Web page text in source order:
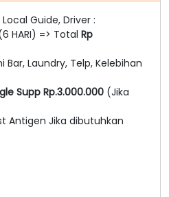
Guide, Driver :
HARI) => Total Rp
Bar, Laundry, Telp, Kelebihan
Supp Rp.3.000.000 (Jika
Antigen Jika dibutuhkan